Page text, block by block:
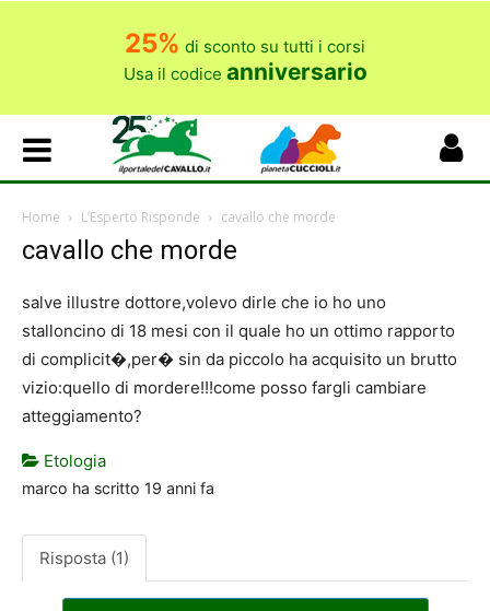
25% di sconto su tutti i corsi
Usa il codice anniversario
Home L’Esperto Risponde cavallo che morde
cavallo che morde
salve illustre dottore,volevo dirle che io ho uno
stalloncino di 18 mesi con il quale ho un ottimo rapporto
di complicit�,per� sin da piccolo ha acquisito un brutto
vizio:quello di mordere!!!come posso fargli cambiare
atteggiamento?
Etologia
marco ha scritto 19 anni fa
Risposta (1)